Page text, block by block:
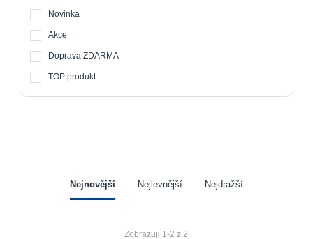
Novinka
Akce
Doprava ZDARMA
TOP produkt
Nejnovější Nejlevnější Nejdražší
Zobrazuji 1-2 z 2